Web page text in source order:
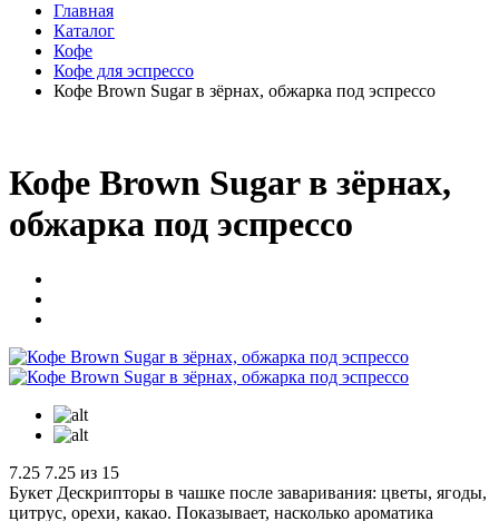
Главная
Каталог
Кофе
Кофе для эспрессо
Кофе Brown Sugar в зёрнах, обжарка под эспрессо
Кофе Brown Sugar в зёрнах,
обжарка под эспрессо
7.25 7.25 из 15
Букет Дескрипторы в чашке после заваривания: цветы, ягоды,
цитрус, орехи, какао. Показывает, насколько ароматика